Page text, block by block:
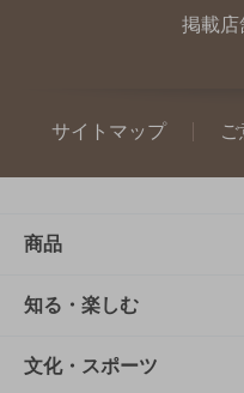
掲載店
サイトマップ
商品
商品TOP
商品一覧
知る・楽しむ
知る・楽しむTOP
文化・スポーツ